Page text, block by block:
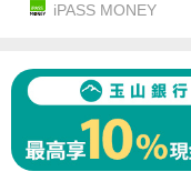
iPASS MONEY